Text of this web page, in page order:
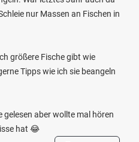
nur Massen an Fischen in
größere Fische gibt wie
Tipps wie ich sie beangeln
gelesen aber wollte mal hören
hat 😂